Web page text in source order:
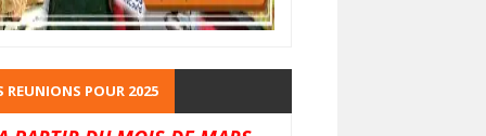
REUNIONS POUR 2025